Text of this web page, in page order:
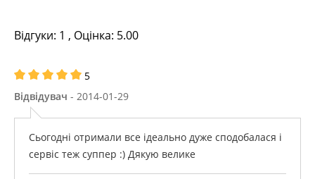
Відгуки: 1 , Оцінка: 5.00
5
Відвідувач - 2014-01-29
Сьогодні отримали все ідеально дуже сподобалася і
сервіс теж суппер :) Дякую велике